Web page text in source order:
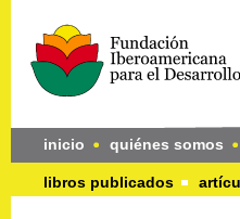
inicio quiénes somos
libros publicados